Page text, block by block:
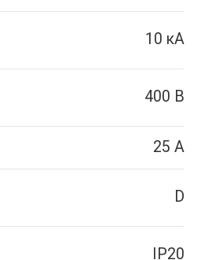
10 кА
400 В
25 А
D
IP20